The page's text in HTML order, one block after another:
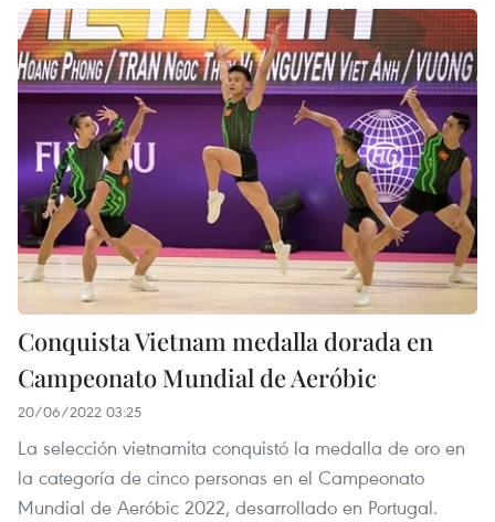
Conquista Vietnam medalla dorada en
Campeonato Mundial de Aeróbic
20/06/2022 03:25
La selección vietnamita conquistó la medalla de oro en
la categoría de cinco personas en el Campeonato
Mundial de Aeróbic 2022, desarrollado en Portugal.